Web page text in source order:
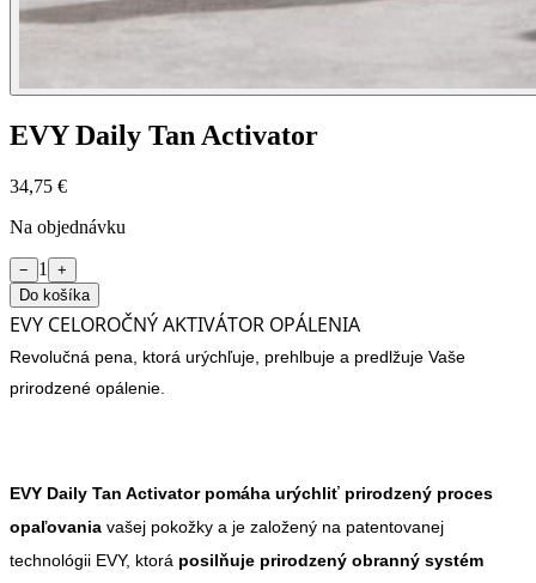
EVY Daily Tan Activator
34,75 €
Na objednávku
− 1
+
Do košíka
EVY CELOROČNÝ AKTIVÁTOR OPÁLENIA
Revolučná pena, ktorá urýchľuje, prehlbuje a predlžuje Vaše
prirodzené opálenie.
EVY Daily Tan Activator pomáha urýchliť prirodzený proces
opaľovania vašej pokožky a je založený na patentovanej
technológii EVY, ktorá posilňuje prirodzený obranný systém